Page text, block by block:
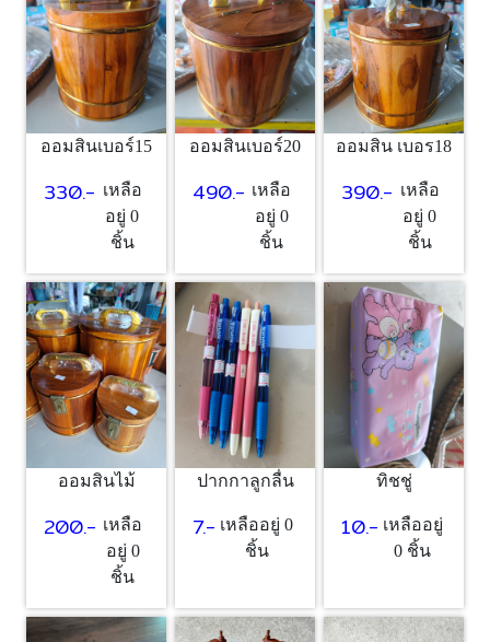
ออมสินเบอร์15
330.- เหลือ
อยู่ 0
ชิ้น
ออมสินเบอร์20
490.- เหลือ
อยู่ 0
ชิ้น
ออมสิน เบอร18
390.- เหลือ
อยู่ 0
ชิ้น
ออมสินไม้
200.- เหลือ
อยู่ 0
ชิ้น
ปากกาลูกลื่น
7.- เหลืออยู่ 0
ชิ้น
ทิชชู่
10.- เหลืออยู่
0 ชิ้น